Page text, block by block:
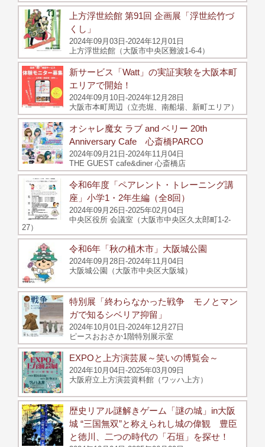
上方浮世絵館 第91回 企画展「浮世絵竹づ
くし」
2024年09月03日-2024年12月01日
上方浮世絵館（大阪市中央区難波1-6-4）
新サービス「Watt」の実証実験を大阪本町
エリアで開始！
2024年09月10日-2024年12月28日
大阪市本町周辺（立売堀、南船場、新町エリア）
オシャレ魔女 ラブ and ベリー 20th
Anniversary Cafe 心斎橋PARCO
2024年09月21日-2024年11月04日
THE GUEST cafe&diner 心斎橋店
令和6年度「ペアレント・トレーニング講
座」小学1・2年生編（全8回）
2024年09月26日-2025年02月04日
中央区役所 会議室（大阪市中央区久太郎町1-2-
27）
令和6年「秋の植木市」大阪城公園
2024年09月28日-2024年11月04日
大阪城公園（大阪市中央区大阪城）
特別展「終わらなかった戦争 モノとマン
ガで知るシベリア抑留」
2024年10月01日-2024年12月27日
ピースおおさか1階特別展示室
EXPOと上方演芸展～笑いの博覧会～
2024年10月04日-2025年03月09日
大阪府立上方演芸資料館（ワッハ上方）
歴史リアル謎解きゲーム「謎の城」in大阪
城 “三国無双”と称えられし城の偉観 豊臣
と徳川、二つの時代の「石垣」を探せ！